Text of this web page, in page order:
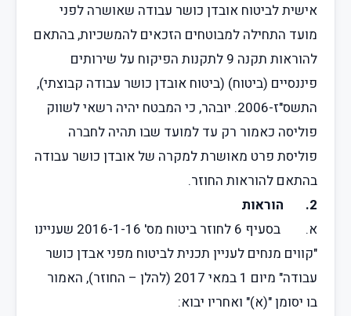
אישית לביטוח אובדן כושר עבודה שאושרה לפני
מועד התחילה למבוטחים הזכאים להמשכיות, בהתאם
להוראות תקנה 9 לתקנות הפיקוח על שירותים
פיננסיים (ביטוח) (ביטוח אובדן כושר עבודה קבוצתי),
התשס"ז-2006. יובהר, כי המבטח יהיה רשאי לשווק
פוליסה כאמור רק עד למועד שבו תהיה לחברה
פוליסת פרט מאושרת למקרה של אובדן כושר עבודה
בהתאם להוראות החוזר.
2. הוראות
א. בסעיף 6 לחוזר ביטוח מס' 2016-1-16 שעניינו
"קווים מנחים לעניין תכנית לביטוח מפני אבדן כושר
עבודה" מיום 1 במאי 2017 (להלן – החוזר), האמור
בו יסומן "(א)" ואחריו יבוא: